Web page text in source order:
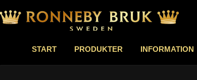
START PRODUKTER INFORMATION